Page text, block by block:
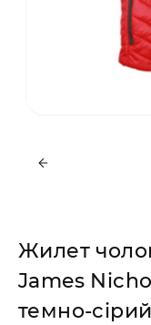
Жилет
James
темно-